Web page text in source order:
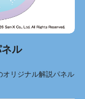
ル
オリジナル解説パネル